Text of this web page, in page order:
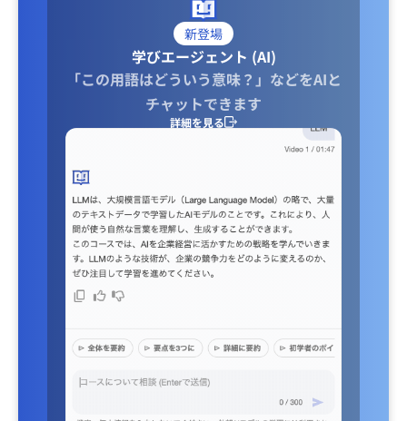
新登場
学びエージェント (AI)
「この用語はどういう意味？」などをAIと
チャットできます
詳細を見る